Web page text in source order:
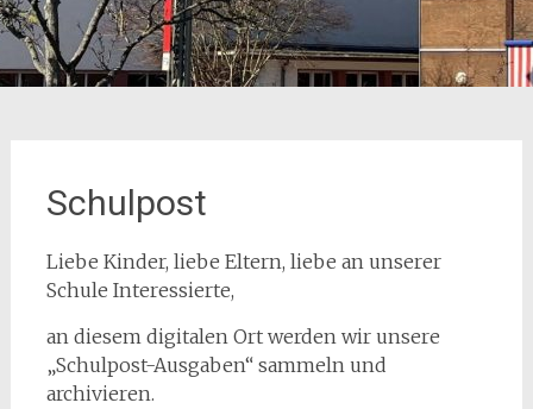
Schulpost
Liebe Kinder, liebe Eltern, liebe an unserer
Schule Interessierte,
an diesem digitalen Ort werden wir unsere
„Schulpost-Ausgaben“ sammeln und
archivieren.